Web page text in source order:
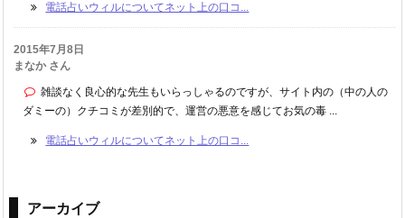
電話占いウィルについてネット上の口コ...
2015年7月8日
まなか さん
雑談なく良心的な先生もいらっしゃるのですが、サイト内の（中の人の
ダミーの）クチコミが差別的で、運営の悪意を感じてお気の毒 ...
電話占いウィルについてネット上の口コ...
アーカイブ